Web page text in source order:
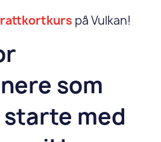
på Vulkan!
som
med